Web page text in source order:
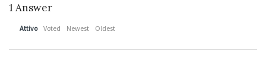
1 Answer
Attivo Voted Newest Oldest